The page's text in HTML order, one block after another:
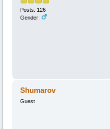
Posts: 126
Gender:
Shumarov
Guest